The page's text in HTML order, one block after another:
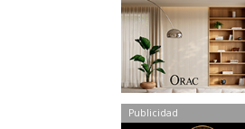
Publicidad